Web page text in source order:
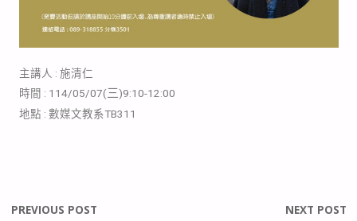
主講人 : 施清仁
時間 : 114/05/07(三)9:10-12:00
地點 : 數媒文教系TB311
PREVIOUS POST NEXT POST